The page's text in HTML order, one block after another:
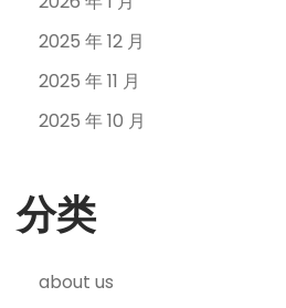
2025 年 12 月
2025 年 11 月
2025 年 10 月
分类
about us